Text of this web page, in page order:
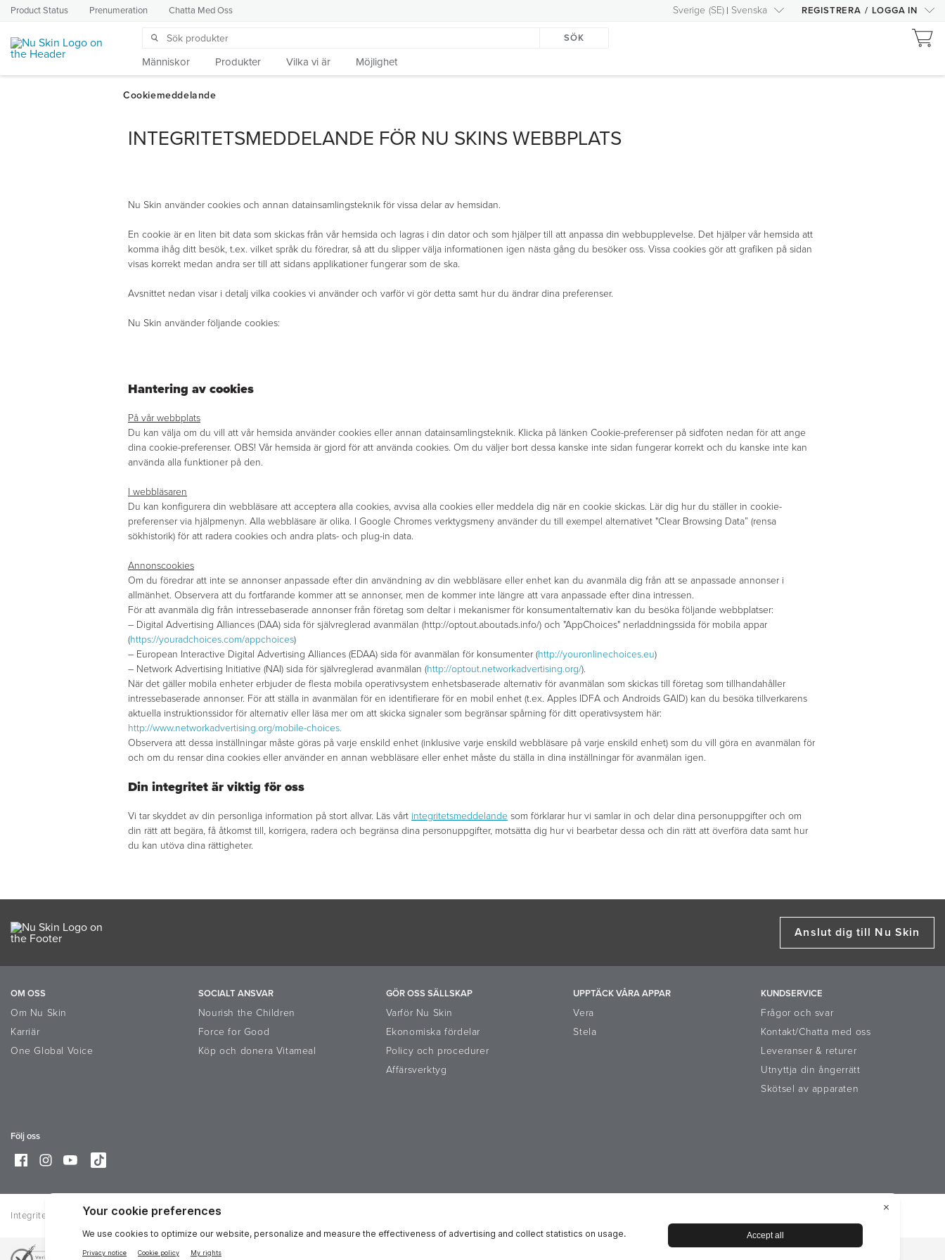
Product Status Prenumeration Chatta Med Oss Sverige (SE) Svenska REGISTRERA / LOGGA IN
SÖK
Människor Produkter Vilka vi är Möjlighet
INTEGRITETSMEDDELANDE FÖR NU SKINS WEBBPLATS
Nu Skin använder cookies och annan datainsamlingsteknik för vissa delar av hemsidan.
En cookie är en liten bit data som skickas från vår hemsida och lagras i din dator och som hjälper till att anpassa din webbupplevelse. Det hjälper vår hemsida att
komma ihåg ditt besök, t.ex. vilket språk du föredrar, så att du slipper välja informationen igen nästa gång du besöker oss. Vissa cookies gör att grafiken på sidan
visas korrekt medan andra ser till att sidans applikationer fungerar som de ska.
Avsnittet nedan visar i detalj vilka cookies vi använder och varför vi gör detta samt hur du ändrar dina preferenser.
Nu Skin använder följande cookies:
Hantering av cookies
På vår webbplats
Du kan välja om du vill att vår hemsida använder cookies eller annan datainsamlingsteknik. Klicka på länken Cookie-preferenser på sidfoten nedan för att ange
dina cookie-preferenser. OBS! Vår hemsida är gjord för att använda cookies. Om du väljer bort dessa kanske inte sidan fungerar korrekt och du kanske inte kan
använda alla funktioner på den.
I webbläsaren
Du kan konfigurera din webbläsare att acceptera alla cookies, avvisa alla cookies eller meddela dig när en cookie skickas. Lär dig hur du ställer in cookie-
preferenser via hjälpmenyn. Alla webbläsare är olika. I Google Chromes verktygsmeny använder du till exempel alternativet "Clear Browsing Data” (rensa
sökhistorik) för att radera cookies och andra plats- och plug-in data.
Annonscookies
Om du föredrar att inte se annonser anpassade efter din användning av din webbläsare eller enhet kan du avanmäla dig från att se anpassade annonser i
allmänhet. Observera att du fortfarande kommer att se annonser, men de kommer inte längre att vara anpassade efter dina intressen.
För att avanmäla dig från intressebaserade annonser från företag som deltar i mekanismer för konsumentalternativ kan du besöka följande webbplatser:
– Digital Advertising Alliances (DAA) sida för självreglerad avanmälan (http://optout.aboutads.info/) och "AppChoices" nerladdningssida för mobila appar
(https://youradchoices.com/appchoices)
– European Interactive Digital Advertising Alliances (EDAA) sida för avanmälan för konsumenter (http://youronlinechoices.eu)
– Network Advertising Initiative (NAI) sida för självreglerad avanmälan (http://optout.networkadvertising.org/).
När det gäller mobila enheter erbjuder de flesta mobila operativsystem enhetsbaserade alternativ för avanmälan som skickas till företag som tillhandahåller
intressebaserade annonser. För att ställa in avanmälan för en identifierare för en mobil enhet (t.ex. Apples IDFA och Androids GAID) kan du besöka tillverkarens
aktuella instruktionssidor för alternativ eller läsa mer om att skicka signaler som begränsar spårning för ditt operativsystem här:
http://www.networkadvertising.org/mobile-choices.
Observera att dessa inställningar måste göras på varje enskild enhet (inklusive varje enskild webbläsare på varje enskild enhet) som du vill göra en avanmälan för
och om du rensar dina cookies eller använder en annan webbläsare eller enhet måste du ställa in dina inställningar för avanmälan igen.
Din integritet är viktig för oss
Vi tar skyddet av din personliga information på stort allvar. Läs vårt integritetsmeddelande som förklarar hur vi samlar in och delar dina personuppgifter och om
din rätt att begära, få åtkomst till, korrigera, radera och begränsa dina personuppgifter, motsätta dig hur vi bearbetar dessa och din rätt att överföra data samt hur
du kan utöva dina rättigheter.
Anslut dig till Nu Skin
OM OSS
Om Nu Skin
Karriär
One Global Voice
SOCIALT ANSVAR
Nourish the Children
Force for Good
Köp och donera Vitameal
GÖR OSS SÄLLSKAP
Varför Nu Skin
Ekonomiska fördelar
Policy och procedurer
Affärsverktyg
UPPTÄCK VÅRA APPAR
Vera
Stela
KUNDSERVICE
Frågor och svar
Kontakt/Chatta med oss
Leveranser & returer
Utnyttja din ångerrätt
Skötsel av apparaten
Följ oss
Integritet Villkor Trademarks Online Dispute Resolution Platform